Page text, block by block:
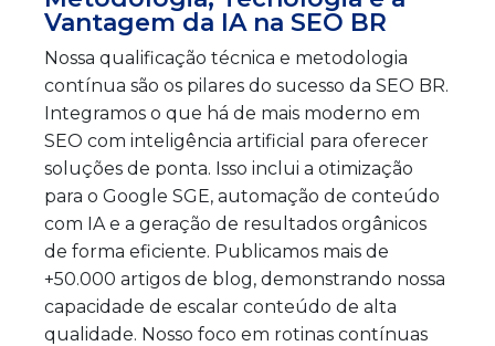
Vantagem da IA na SEO BR
Nossa qualificação técnica e metodologia
contínua são os pilares do sucesso da SEO BR.
Integramos o que há de mais moderno em
SEO com inteligência artificial para oferecer
soluções de ponta. Isso inclui a otimização
para o Google SGE, automação de conteúdo
com IA e a geração de resultados orgânicos
de forma eficiente. Publicamos mais de
+50.000 artigos de blog, demonstrando nossa
capacidade de escalar conteúdo de alta
qualidade. Nosso foco em rotinas contínuas